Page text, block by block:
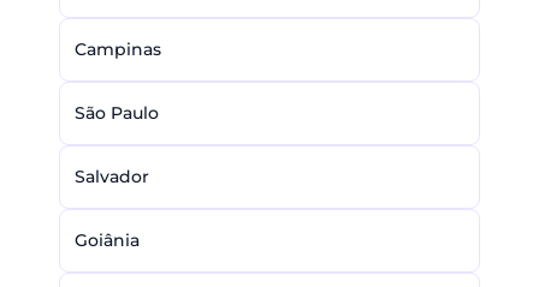
Campinas
São Paulo
Salvador
Goiânia